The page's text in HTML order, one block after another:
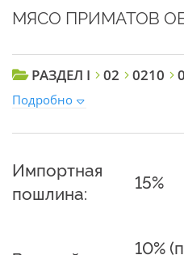
МЯСО ПРИМАТОВ
РАЗДЕЛ I 02 0210
Подробно
Импортная
пошлина:
15%
10%